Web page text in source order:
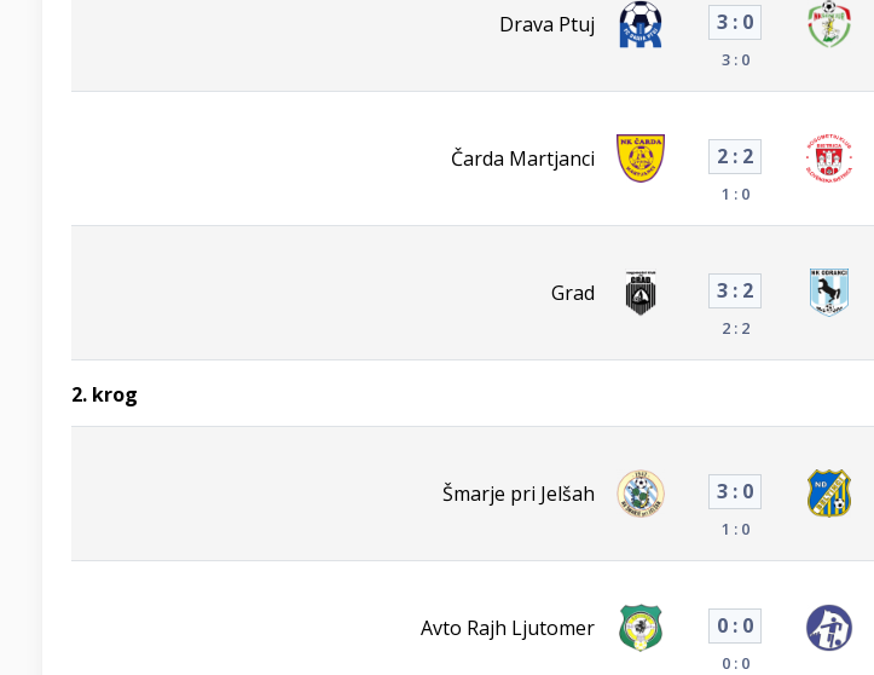
Drava Ptuj 3 : 0
3 : 0
Čarda Martjanci 2 : 2
1 : 0
Grad 3 : 2
2 : 2
2. krog
Šmarje pri Jelšah 3 : 0
1 : 0
Avto Rajh Ljutomer 0 : 0
0 : 0